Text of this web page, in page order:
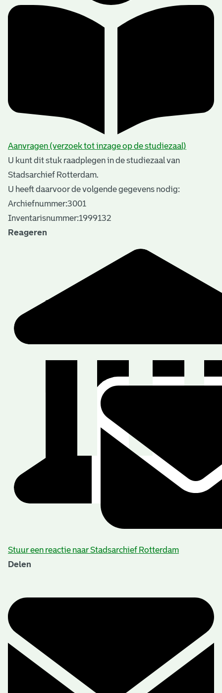
Aanvragen (verzoek tot inzage op de studiezaal)
U kunt dit stuk raadplegen in de studiezaal van
Stadsarchief Rotterdam.
U heeft daarvoor de volgende gegevens nodig:
Archiefnummer:3001
Inventarisnummer:1999132
Reageren
Stuur een reactie naar Stadsarchief Rotterdam
Delen